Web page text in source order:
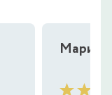
Марина